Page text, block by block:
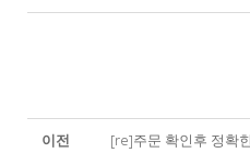
이전 [re]주문 확인후 정확